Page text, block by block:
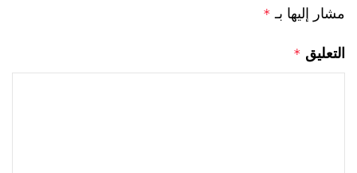
مشار إليها بـ *
التعليق *